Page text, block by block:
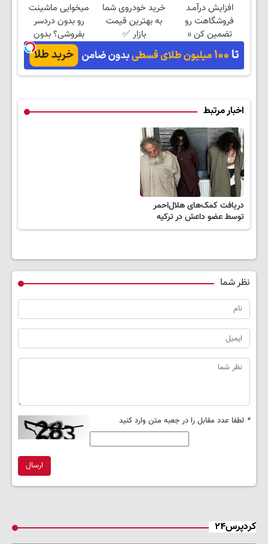
افزایش درآمـد
فروشگاهت رو
تضمین کن «
فروشگاهت رو ثبت
کن »
خرید خودروی شما
به بهترین قیمت
بازار ✅
میخوایی ماشینت
رو بدون دردسر
بفروشی؟ بدون
کمیسیون
اخبار مرتبط
دریافت کمک‌های هلال‌احمر
توسط عضو داعش در ترکیه
نظر شما
* لطفا عدد مقابل را در جعبه متن وارد کنید
ارسال
کردپرس۲۴